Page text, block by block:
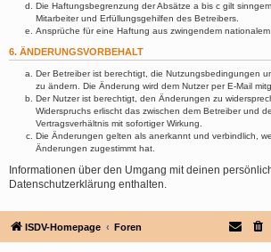
Die Haftungsbegrenzung der Absätze a bis c gilt
Mitarbeiter und Erfüllungsgehilfen des Betreibers.
Ansprüche für eine Haftung aus zwingendem
6. ÄNDERUNGSVORBEHALT
Der Betreiber ist berechtigt, die Nutzungsbedingungen
zu ändern. Die Änderung wird dem Nutzer per E-Mail
Der Nutzer ist berechtigt, den Änderungen zu
Widerspruchs erlischt das zwischen dem Betreiber und
Vertragsverhältnis mit sofortiger Wirkung.
Die Änderungen gelten als anerkannt und verbindlich,
Änderungen zugestimmt hat.
Informationen über den Umgang mit deinen
Datenschutzerklärung enthalten.
ISDV-Homepage Foren